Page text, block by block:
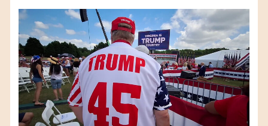
Presidenziali
Usa,
bagno
di
folla
per
Donald
Trump